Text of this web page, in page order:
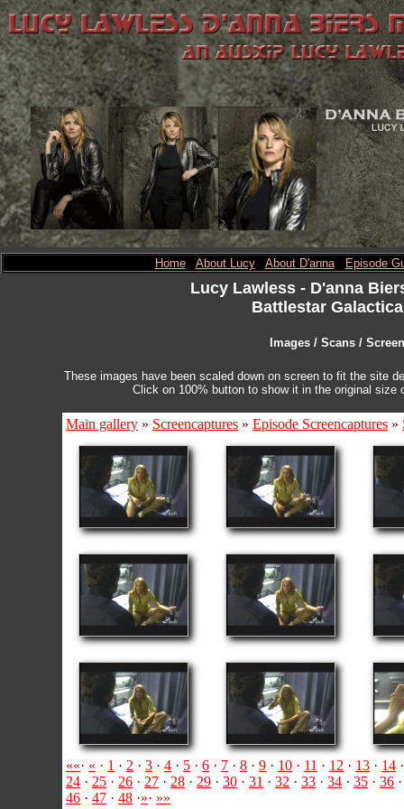
Home About Lucy About D'anna Episode
Lucy Lawless - D'anna
Battlestar
Images / Scans /
These images have been scaled down on screen to fit the site
Click on 100% button to show it in the original
Main gallery » Screencaptures » Episode Screencaptures »
««· « · 1 · 2 · 3 · 4 · 5 · 6 · 7 · 8 · 9 · 10 · 11 · 12 · 13 · 14
24 · 25 · 26 · 27 · 28 · 29 · 30 · 31 · 32 · 33 · 34 · 35 · 36
46 · 47 · 48 ·»· »»